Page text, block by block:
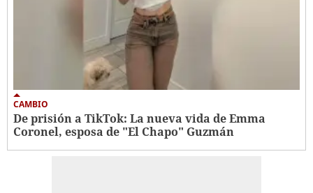
CAMBIO
De prisión a TikTok: La nueva vida de Emma
Coronel, esposa de "El Chapo" Guzmán